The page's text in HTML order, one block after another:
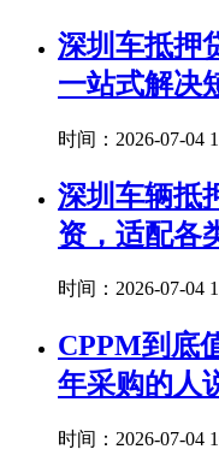
深圳车抵押
一站式解决
时间：2026-07-04
深圳车辆抵
资，适配各
时间：2026-07-04
CPPM到底
年采购的人
时间：2026-07-04